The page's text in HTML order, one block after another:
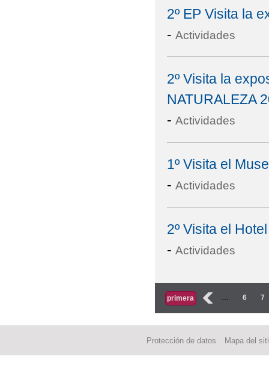
2º EP Visita la
- Actividades
2º Visita la
NATURALEZA
- Actividades
1º Visita el
- Actividades
2º Visita el
- Actividades
Páginas
primera ‹ … 6 7
Protección de datos Mapa del